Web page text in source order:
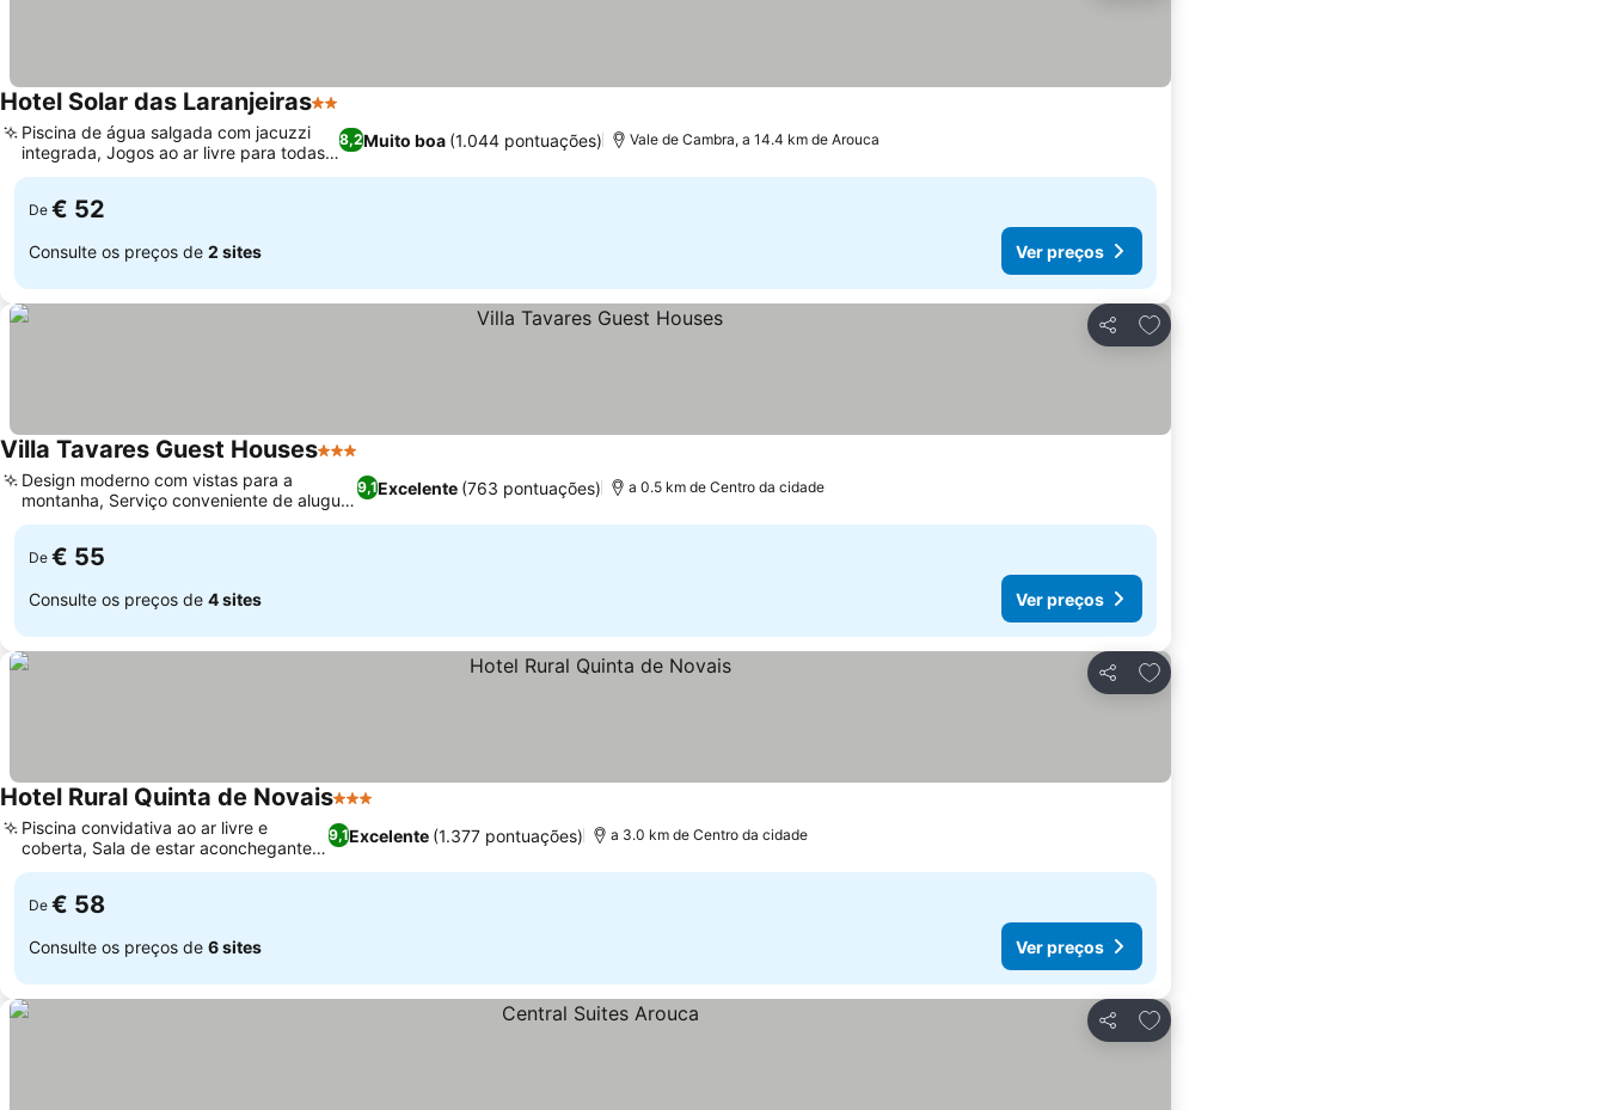
Hotel Solar das Laranjeiras2 Estrelas
8,2Muito boa (1.044 pontuações)
Piscina de água salgada com jacuzzi
integrada, Jogos ao ar livre para todas
as idades
Vale de Cambra, a 14.4 km de Arouca
De € 52
Consulte os preços de 2 sites Ver preços
Partilhar
Adicionar aos favoritos
Villa Tavares Guest Houses3 Estrelas
9,1Excelente (763 pontuações)
Design moderno com vistas para a
montanha, Serviço conveniente de aluguel
de bicicletas
a 0.5 km de Centro da cidade
De € 55
Consulte os preços de 4 sites Ver preços
Partilhar
Adicionar aos favoritos
Hotel Rural Quinta de Novais3 Estrelas
9,1Excelente (1.377 pontuações)
Piscina convidativa ao ar livre e
coberta, Sala de estar aconchegante
com lareira
a 3.0 km de Centro da cidade
De € 58
Consulte os preços de 6 sites Ver preços
Partilhar
Adicionar aos favoritos